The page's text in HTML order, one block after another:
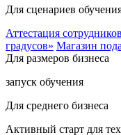
Для сценариев
Аттестация сотрудников
градусов» Магазин
Для размеров бизнеса
запуск обучения
Для среднего бизнеса
Активный старт для